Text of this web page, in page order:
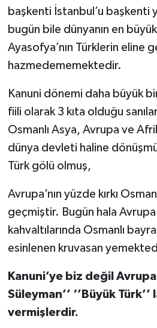
başkenti İstanbul’u başkenti
bugün bile dünyanın en
Ayasofya’nın Türklerin eline
hazmedememektedir.
Kanuni dönemi daha büyük
fiili olarak 3 kıta olduğu
Osmanlı Asya, Avrupa ve
dünya devleti haline
Türk gölü olmuş,
Avrupa’nın yüzde kırkı
geçmiştir. Bugün hala
kahvaltılarında Osmanlı
esinlenen kruvasan
Kanuni’ye biz değil
Süleyman’’ ‘’Büyük Türk’’
vermişlerdir.